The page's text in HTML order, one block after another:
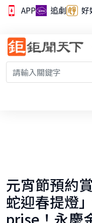
APP 追劇 好
元宵節預約
蛇迎春提燈
prise！永慶